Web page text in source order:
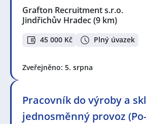
Grafton Recruitment s.r.o.
Jindřichův Hradec(9 km)
45 000 Kč Plný úvazek
Zveřejněno: 5. srpna
Pracovník do výroby a
jednosměnný provoz